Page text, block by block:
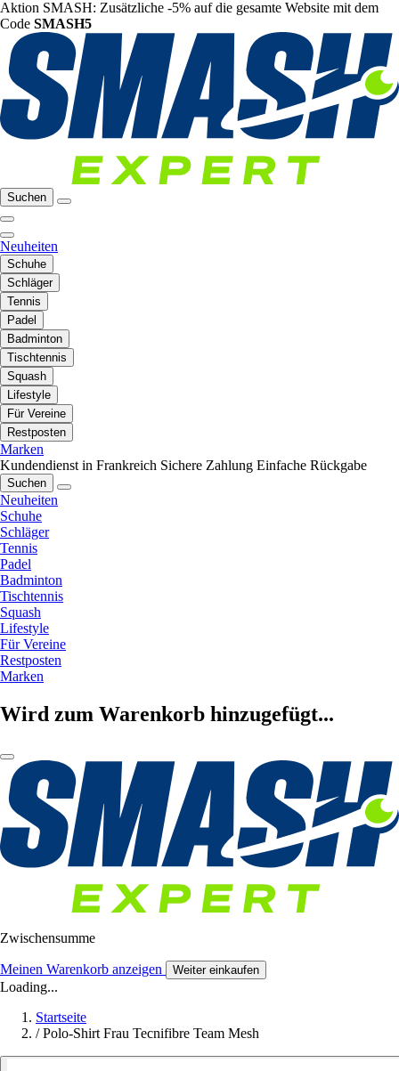
Aktion SMASH: Zusätzliche -5% auf die gesamte Website mit dem
Code SMASH5
Suchen
Neuheiten
Schuhe
Schläger
Tennis
Padel
Badminton
Tischtennis
Squash
Lifestyle
Für Vereine
Restposten
Marken
Kundendienst in Frankreich Sichere Zahlung Einfache Rückgabe
Suchen
Neuheiten
Schuhe
Schläger
Tennis
Padel
Badminton
Tischtennis
Squash
Lifestyle
Für Vereine
Restposten
Marken
Wird zum Warenkorb hinzugefügt...
Zwischensumme
Meinen Warenkorb anzeigen Weiter einkaufen
Loading...
Startseite
/ Polo-Shirt Frau Tecnifibre Team Mesh